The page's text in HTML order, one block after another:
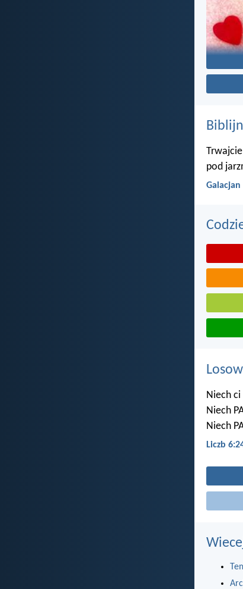
pod
Galacjan
Niech ci
Niech
Niech
Liczb